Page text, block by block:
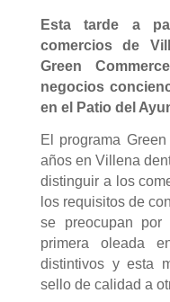
Esta tarde a
comercios de
Green
negocios
en el Patio del
El programa
años en Villena
distinguir a los
los requisitos de
se preocupan
primera oleada
distintivos y esta
sello de calidad a